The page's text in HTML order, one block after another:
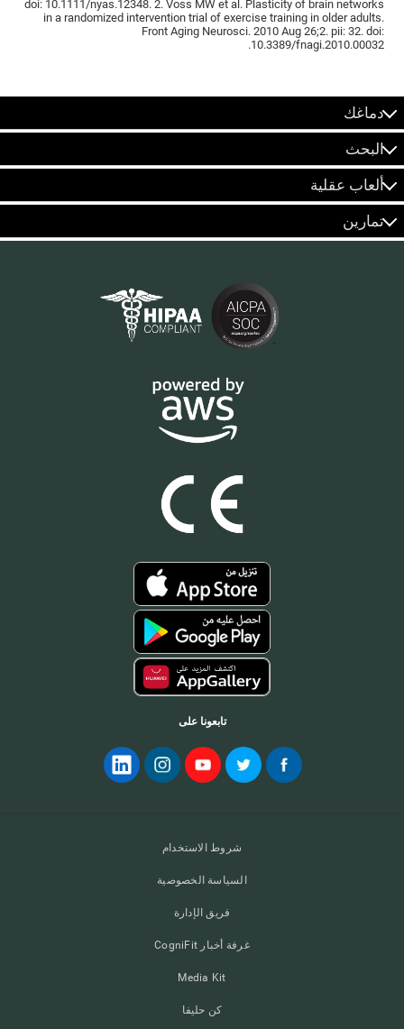
doi: 10.1111/nyas.12348. 2. Voss MW et al. Plasticity of brain networks
in a randomized intervention trial of exercise training in older adults.
Front Aging Neurosci. 2010 Aug 26;2. pii: 32. doi:
10.3389/fnagi.2010.00032.
دماغك
البحث
ألعاب عقلية
تمارين
تابعونا على
شروط الاستخدام
السياسة الخصوصية
فريق الإدارة
غرفة أخبار CogniFit
Media Kit
كن حليفا